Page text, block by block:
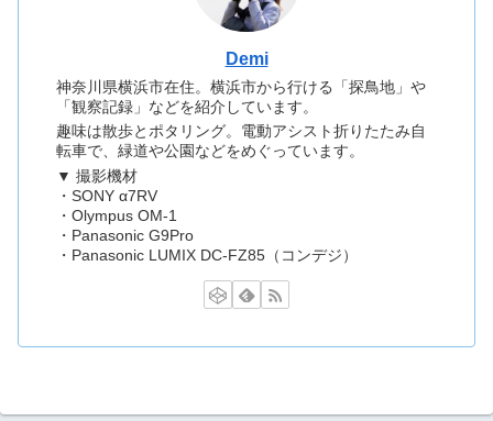
Demi
神奈川県横浜市在住。横浜市から行ける「探鳥地」や
「観察記録」などを紹介しています。
趣味は散歩とポタリング。電動アシスト折りたたみ自
転車で、緑道や公園などをめぐっています。
▼ 撮影機材
・SONY α7RV
・Olympus OM-1
・Panasonic G9Pro
・Panasonic LUMIX DC-FZ85（コンデジ）